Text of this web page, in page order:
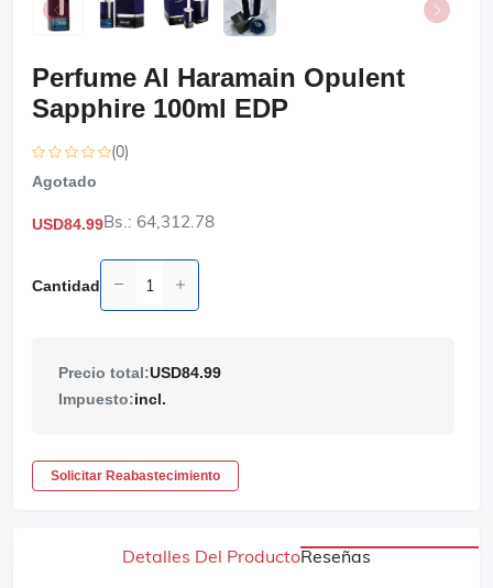
Perfume Al Haramain Opulent
Sapphire 100ml EDP
(0)
Agotado
USD84.99Bs.: 64,312.78
Cantidad
Precio total:USD84.99
Impuesto:incl.
Solicitar Reabastecimiento
Detalles Del ProductoReseñas